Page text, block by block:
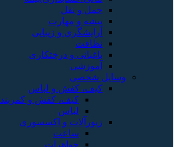
حمل و نقل
پیشه و مهارت
آرایشگری و زیبایی
نظافت
باغبانی و درختکاری
آموزشی
وسایل شخصی
کیف، کفش و لباس
کیف، کفش و کمربند
لباس
زیورآلات و اکسسوری
ساعت
جواهرات